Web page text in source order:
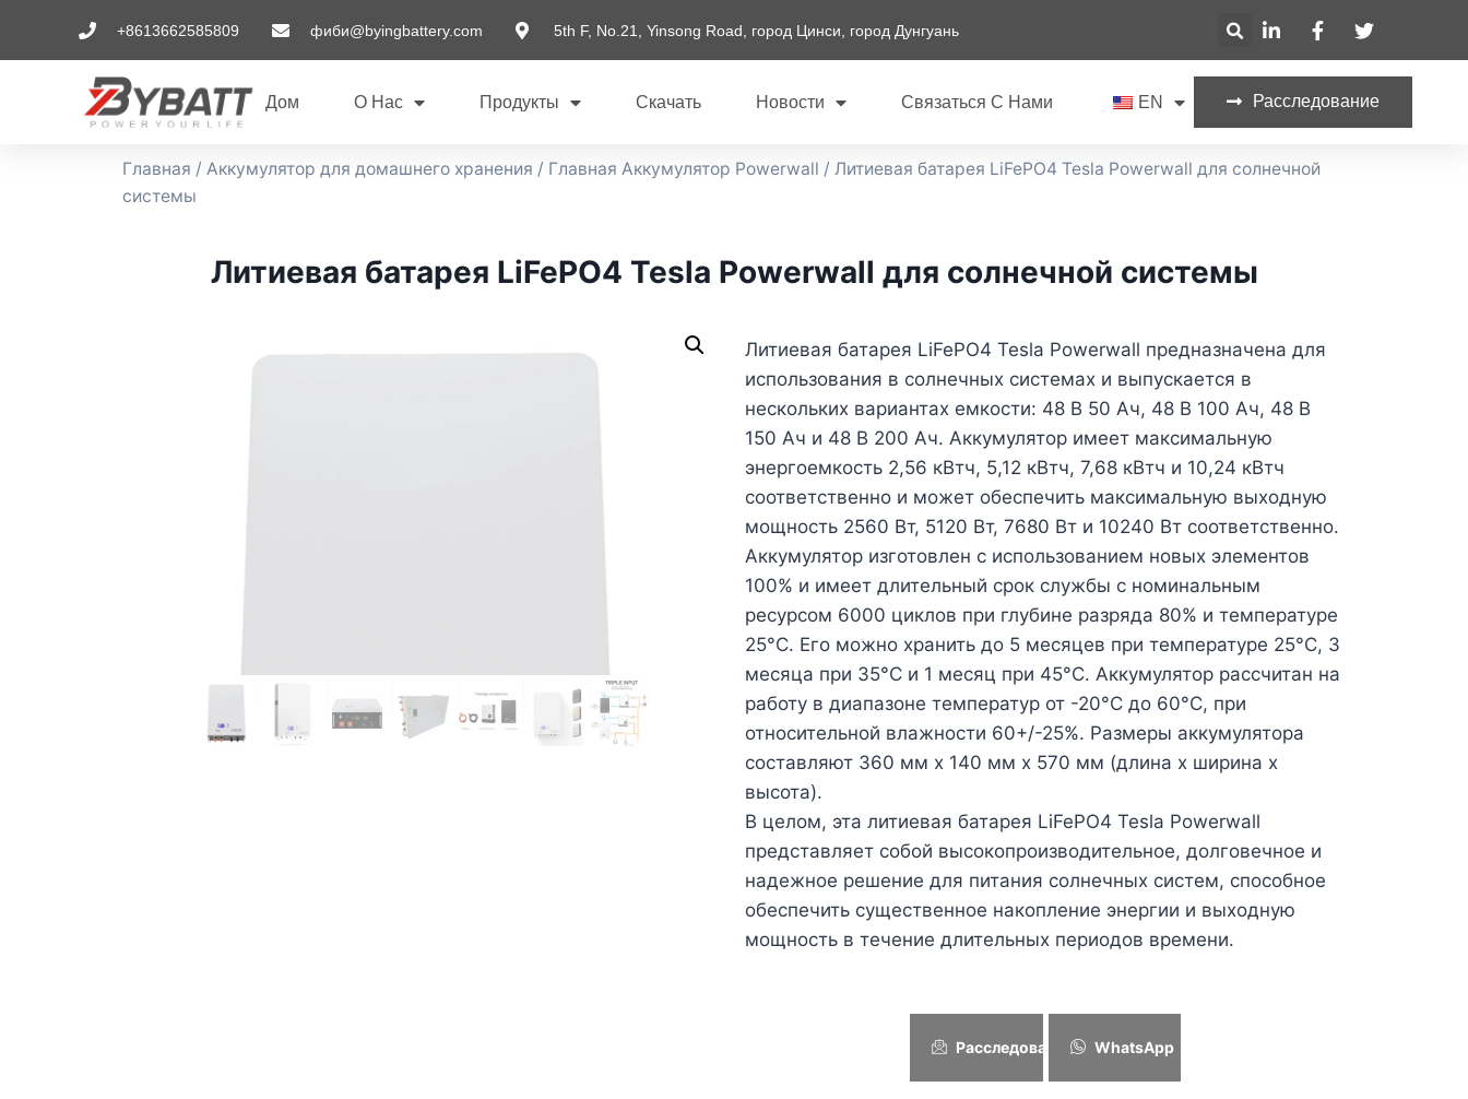
+8613662585809 фиби@byingbattery.com 5th F, No.21, Yinsong Road, город Цинси, город Дунгуань
Дом О Нас Продукты Скачать Новости Связаться С Нами EN Расследование
Главная / Аккумулятор для домашнего хранения / Главная Аккумулятор Powerwall / Литиевая батарея LiFePO4 Tesla Powerwall для солнечной
системы
Литиевая батарея LiFePO4 Tesla Powerwall для солнечной системы
Литиевая батарея LiFePO4 Tesla Powerwall предназначена для
использования в солнечных системах и выпускается в
нескольких вариантах емкости: 48 В 50 Ач, 48 В 100 Ач, 48 В
150 Ач и 48 В 200 Ач. Аккумулятор имеет максимальную
энергоемкость 2,56 кВтч, 5,12 кВтч, 7,68 кВтч и 10,24 кВтч
соответственно и может обеспечить максимальную выходную
мощность 2560 Вт, 5120 Вт, 7680 Вт и 10240 Вт соответственно.
Аккумулятор изготовлен с использованием новых элементов
100% и имеет длительный срок службы с номинальным
ресурсом 6000 циклов при глубине разряда 80% и температуре
25°C. Его можно хранить до 5 месяцев при температуре 25°С, 3
месяца при 35°С и 1 месяц при 45°С. Аккумулятор рассчитан на
работу в диапазоне температур от -20°С до 60°С, при
относительной влажности 60+/-25%. Размеры аккумулятора
составляют 360 мм x 140 мм x 570 мм (длина x ширина x
высота).
В целом, эта литиевая батарея LiFePO4 Tesla Powerwall
представляет собой высокопроизводительное, долговечное и
надежное решение для питания солнечных систем, способное
обеспечить существенное накопление энергии и выходную
мощность в течение длительных периодов времени.
Расследование WhatsApp